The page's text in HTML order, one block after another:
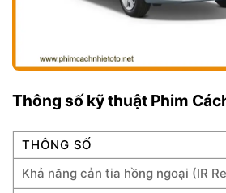
Thông số kỹ thuật Phim
THÔNG SỐ
Khả năng cản tia hồng ngoại (IR